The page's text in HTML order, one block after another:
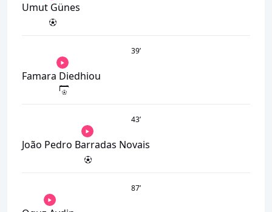
Umut Günes
39’
Famara Diedhiou
43’
João Pedro Barradas Novais
87’